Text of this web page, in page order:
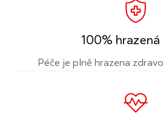
100%
Péče je plně hrazena